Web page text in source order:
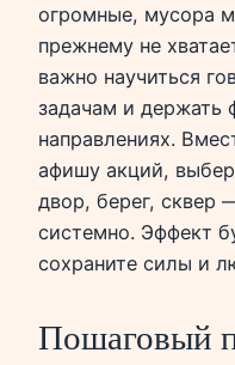
огромные, мусора
прежнему не
важно научиться
задачам и держать
направлениях.
афишу акций,
двор, берег, сквер
системно. Эффект
сохраните силы и
Пошаговый